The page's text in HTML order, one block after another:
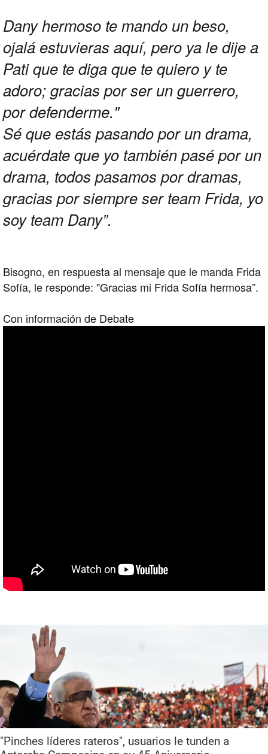
Dany hermoso te mando un beso,
ojalá estuvieras aquí, pero ya le dije a
Pati que te diga que te quiero y te
adoro; gracias por ser un guerrero,
por defenderme."
Sé que estás pasando por un drama,
acuérdate que yo también pasé por un
drama, todos pasamos por dramas,
gracias por siempre ser team Frida, yo
soy team Dany”.
Bisogno, en respuesta al mensaje que le manda Frida
Sofía, le responde: "Gracias mi Frida Sofía hermosa”.
Con información de Debate
"Pinches líderes rateros", usuarios le tunden a